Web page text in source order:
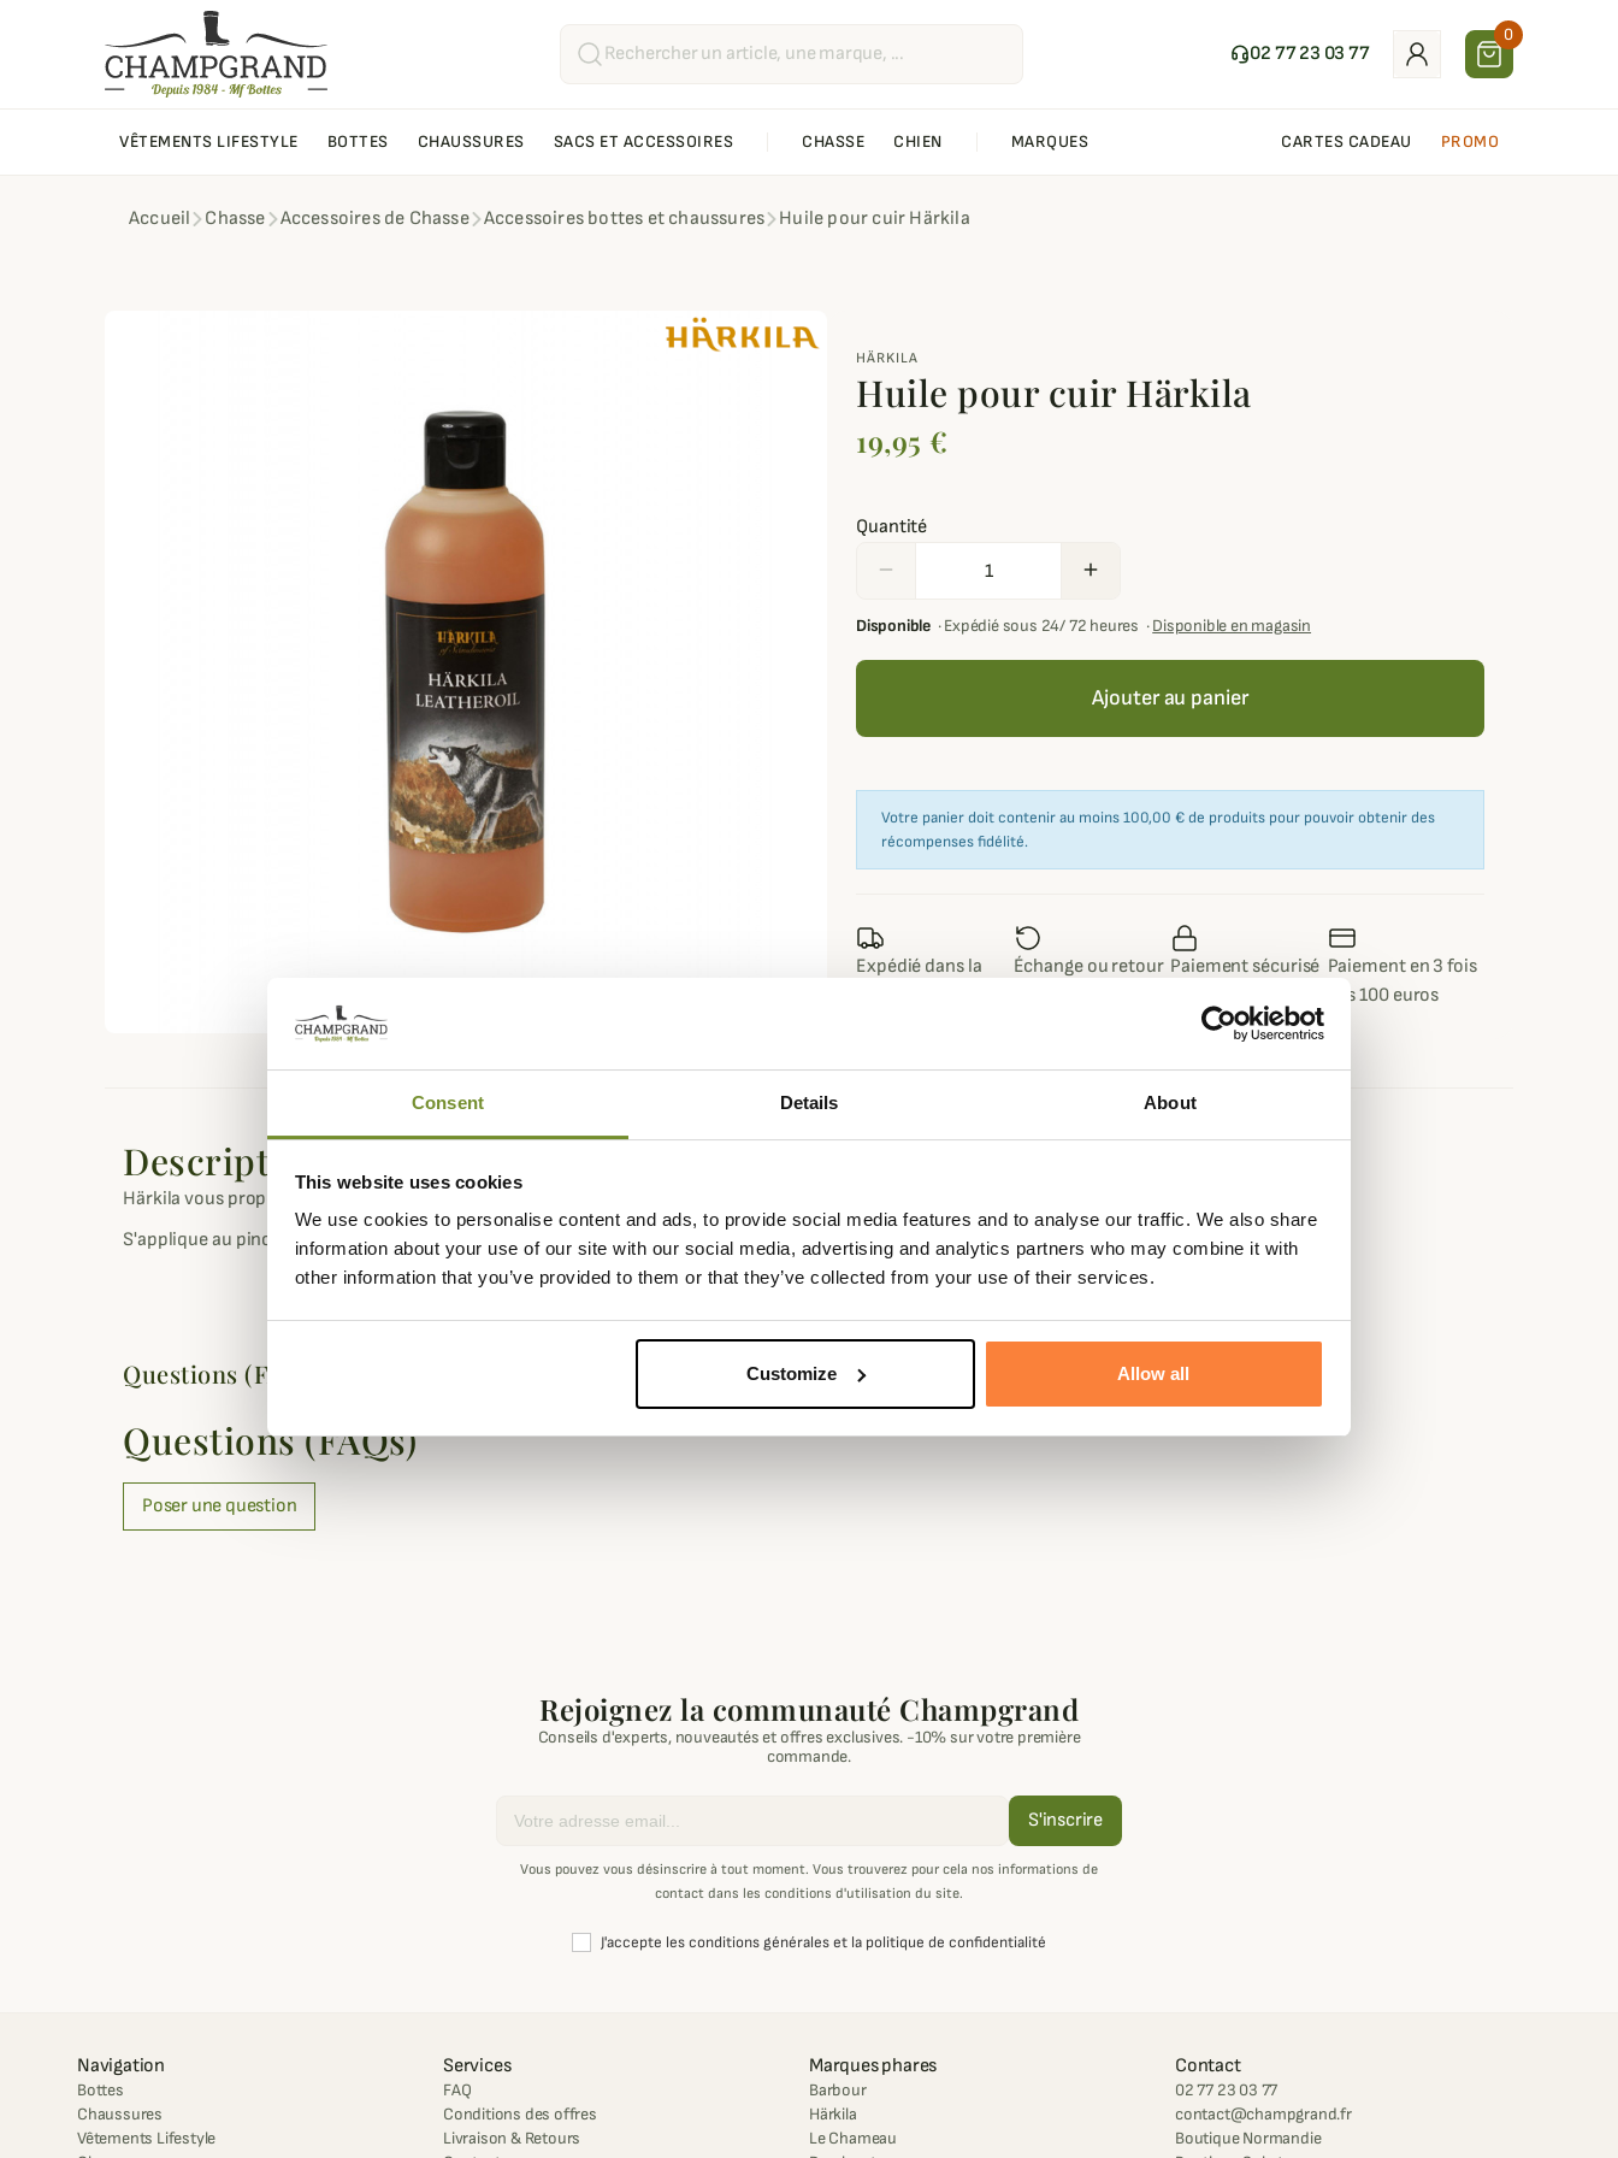
Consent Details About
This website uses cookies
We use cookies to personalise content and ads, to provide social media features and to analyse our traffic. We also share
information about your use of our site with our social media, advertising and analytics partners who may combine it with
other information that you’ve provided to them or that they’ve collected from your use of their services.
Customize Allow all
02 77 23 03 77
0
VÊTEMENTS LIFESTYLE BOTTES CHAUSSURES SACS ET ACCESSOIRES CHASSE CHIEN MARQUES CARTES CADEAU PROMO
Accueil Chasse Accessoires de Chasse Accessoires bottes et chaussures Huile pour cuir Härkila
HÄRKILA
Huile pour cuir Härkila
19,95 €
Quantité
remove add
Disponible ·Expédié sous 24/ 72 heures ·Disponible en magasin
Ajouter au panier
Votre panier doit contenir au moins 100,00 € de produits pour pouvoir obtenir des
récompenses fidélité.
Expédié dans la
Échange ou retour Paiement sécurisé Paiement en 3 fois
dès 100 euros
Description
Härkila vous propose ce flacon de 250ml d'huile 100% naturelle pour entretenir et assouplir tout vos cuirs.
S'applique au pinceau.
Questions (FAQs)
Questions (FAQs)
Poser une question
Rejoignez la communauté Champgrand
Conseils d'experts, nouveautés et offres exclusives. -10% sur votre première
commande.
S'inscrire
Vous pouvez vous désinscrire à tout moment. Vous trouverez pour cela nos informations de
contact dans les conditions d'utilisation du site.
J'accepte les conditions générales et la politique de confidentialité
Navigation
Bottes
Chaussures
Vêtements Lifestyle
Services
FAQ
Conditions des offres
Livraison & Retours
Marques phares
Barbour
Härkila
Le Chameau
Contact
02 77 23 03 77
contact@champgrand.fr
Boutique Normandie